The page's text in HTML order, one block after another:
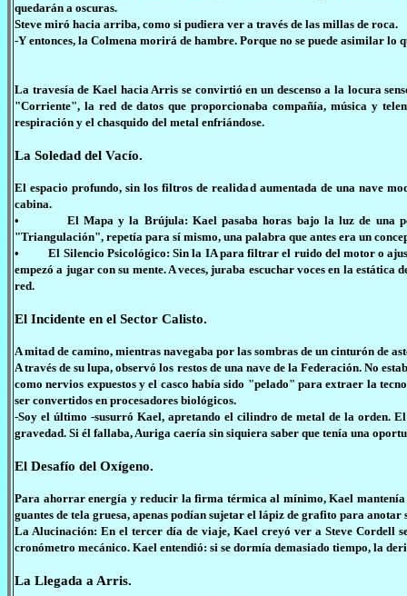
quedarán a oscuras.
Steve miró hacia arriba, como si pudiera ver a través de las millas de roca.
-Y entonces, la Colmena morirá de hambre. Porque no se puede asimilar lo
La travesía de Kael hacia Arris se convirtió en un descenso a la locura
"Corriente", la red de datos que proporcionaba compañía, música y
respiración y el chasquido del metal enfriándose.
La Soledad del Vacío.
El espacio profundo, sin los filtros de realidad aumentada de una nave
cabina.
• El Mapa y la Brújula: Kael pasaba horas bajo la luz de una
"Triangulación", repetía para sí mismo, una palabra que antes era un
• El Silencio Psicológico: Sin la IA para filtrar el ruido del motor o
empezó a jugar con su mente. A veces, juraba escuchar voces en la
red.
El Incidente en el Sector Calisto.
A mitad de camino, mientras navegaba por las sombras de un cinturón de
A través de su lupa, observó los restos de una nave de la Federación. No
como nervios expuestos y el casco había sido "pelado" para extraer la
ser convertidos en procesadores biológicos.
-Soy el último -susurró Kael, apretando el cilindro de metal de la orden.
gravedad. Si él fallaba, Auriga caería sin siquiera saber que tenía una
El Desafío del Oxígeno.
Para ahorrar energía y reducir la firma térmica al mínimo, Kael
guantes de tela gruesa, apenas podían sujetar el lápiz de grafito para anotar
La Alucinación: En el tercer día de viaje, Kael creyó ver a Steve Cordell
cronómetro mecánico. Kael entendió: si se dormía demasiado tiempo, la
La Llegada a Arris.